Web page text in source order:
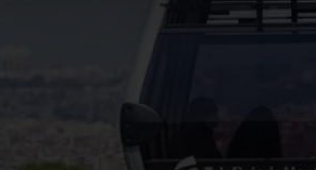
anant a l’opció “Gestor